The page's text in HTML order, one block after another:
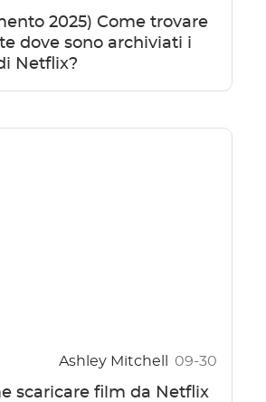
2025) Come trovare
dove sono archiviati i
Netflix?
Ashley Mitchell 09-30
scaricare film da Netflix